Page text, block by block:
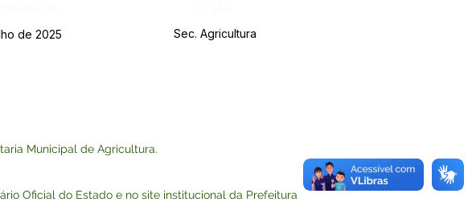
de 2025 Sec. Agricultura
Municipal de Agricultura.
Oficial do Estado e no site institucional da Prefeitura